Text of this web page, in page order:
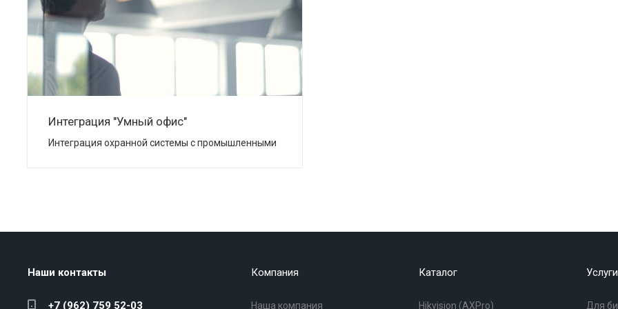
Интеграция "Умный офис"
Интеграция охранной системы с промышленными
Наши контакты
+7 (962) 759 52-03
Компания
Наша компания
Каталог
Hikvision (AXPro)
Услуги
Для